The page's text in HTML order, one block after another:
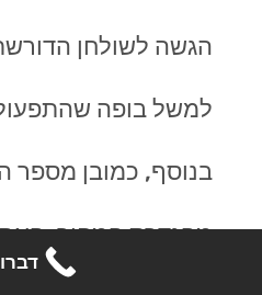
הגשה לשולחן
למשל בופה
בנוסף, כמובן מספר
מהגדרת המחיר. האם